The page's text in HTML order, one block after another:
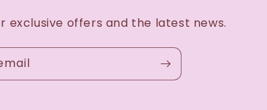
exclusive offers and the latest news.